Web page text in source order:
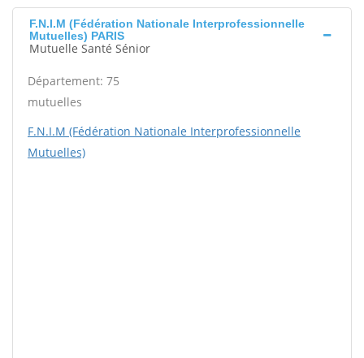
F.N.I.M (Fédération Nationale Interprofessionnelle
Mutuelles) PARIS
Mutuelle Santé Sénior
Département: 75
mutuelles
F.N.I.M (Fédération Nationale Interprofessionnelle
Mutuelles)